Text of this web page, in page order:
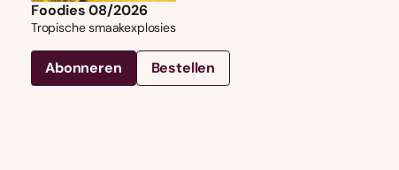
Foodies 08/2026
Tropische smaakexplosies
Abonneren Bestellen